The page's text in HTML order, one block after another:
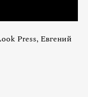
Press, Евгений